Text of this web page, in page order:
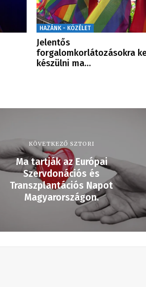
HAZÁNK - KÖZÉLET
Jelentős
forgalomkorlátozásokra
készülni ma…
KÖVETKEZŐ SZTORI
Ma tartják az Európai
Szervdonációs és
Transzplantációs Napot
Magyarországon.